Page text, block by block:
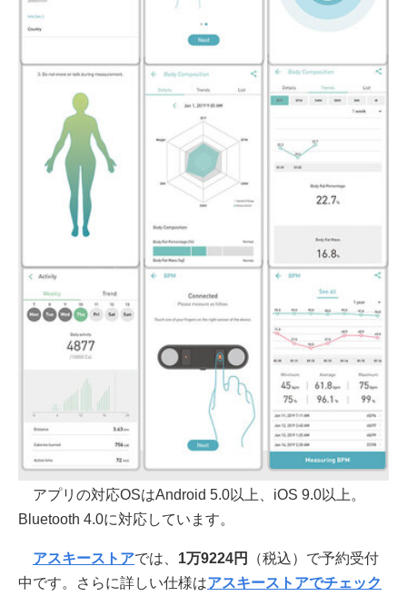
アプリの対応OSはAndroid 5.0以上、iOS 9.0以上。
Bluetooth 4.0に対応しています。
アスキーストアでは、 1万9224円
（税込）で予約受付
中です。さらに詳しい仕様はアスキーストアでチェック